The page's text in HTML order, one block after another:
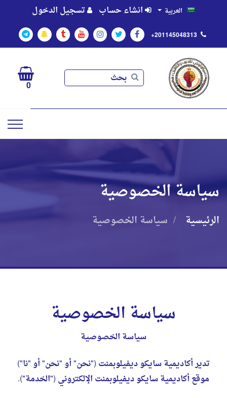
العربية انشاء حساب تسجيل الدخول
+201145048313
بحث 0
سياسة الخصوصية
الرئيسية سياسة الخصوصية
سياسة الخصوصية
سياسة الخصوصية
تدير أكاديمية سايكو ديفيلوبمنت ("نحن" أو "نحن" أو "نا")
موقع أكاديمية سايكو ديفيلوبمنت الإلكتروني ("الخدمة").